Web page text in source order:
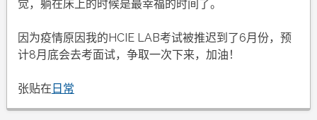
觉，躺在床上的时候是最幸福的时间了。
因为疫情原因我的HCIE LAB考试被推迟到了6月份，预
计8月底会去考面试，争取一次下来，加油！
张贴在 日常